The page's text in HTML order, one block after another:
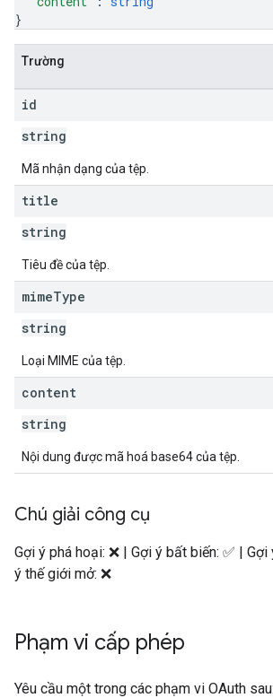
}
Trường
id
string
Mã nhận dạng của tệp.
title
string
Tiêu đề của tệp.
mimeType
string
Loại MIME của tệp.
content
string
Nội dung được mã hoá base64 của tệp.
Chú giải công cụ
Gợi ý phá hoại: ❌ | Gợi ý bất biến: ✅ |
ý thế giới mở: ❌
Phạm vi cấp phép
Yêu cầu một trong các phạm vi OAuth sau: